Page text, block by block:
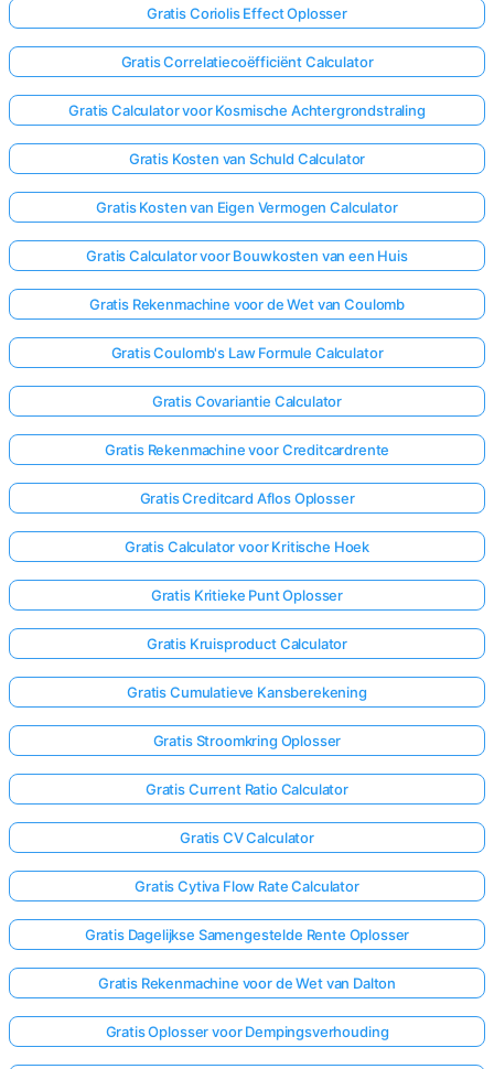
Gratis Coriolis Effect Oplosser
Gratis Correlatiecoëfficiënt Calculator
Gratis Calculator voor Kosmische Achtergrondstraling
Gratis Kosten van Schuld Calculator
Gratis Kosten van Eigen Vermogen Calculator
Gratis Calculator voor Bouwkosten van een Huis
Gratis Rekenmachine voor de Wet van Coulomb
Gratis Coulomb's Law Formule Calculator
Gratis Covariantie Calculator
Gratis Rekenmachine voor Creditcardrente
Gratis Creditcard Aflos Oplosser
Gratis Calculator voor Kritische Hoek
Gratis Kritieke Punt Oplosser
Gratis Kruisproduct Calculator
Gratis Cumulatieve Kansberekening
Gratis Stroomkring Oplosser
Gratis Current Ratio Calculator
Gratis CV Calculator
Gratis Cytiva Flow Rate Calculator
Gratis Dagelijkse Samengestelde Rente Oplosser
Gratis Rekenmachine voor de Wet van Dalton
Gratis Oplosser voor Dempingsverhouding